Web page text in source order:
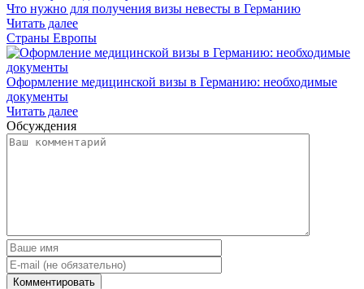
Что нужно для получения визы невесты в Германию
Читать далее
Страны Европы
Оформление медицинской визы в Германию: необходимые
документы
Читать далее
Обсуждения